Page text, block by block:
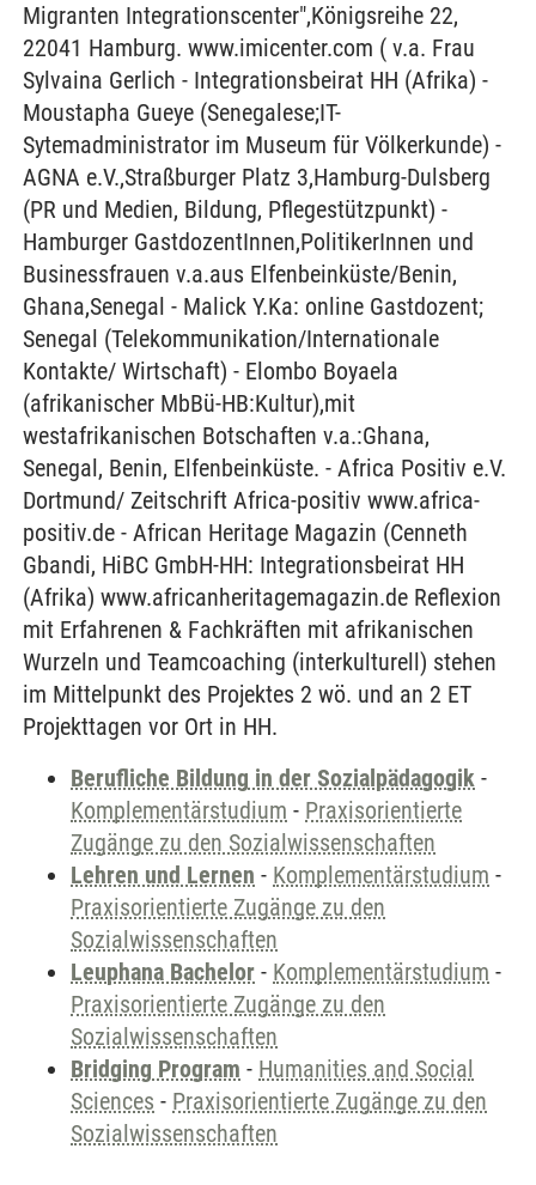
Migranten Integrationscenter",Königsreihe 22,
22041 Hamburg. www.imicenter.com ( v.a. Frau
Sylvaina Gerlich - Integrationsbeirat HH (Afrika) -
Moustapha Gueye (Senegalese;IT-
Sytemadministrator im Museum für Völkerkunde) -
AGNA e.V.,Straßburger Platz 3,Hamburg-Dulsberg
(PR und Medien, Bildung, Pflegestützpunkt) -
Hamburger GastdozentInnen,PolitikerInnen und
Businessfrauen v.a.aus Elfenbeinküste/Benin,
Ghana,Senegal - Malick Y.Ka: online Gastdozent;
Senegal (Telekommunikation/Internationale
Kontakte/ Wirtschaft) - Elombo Boyaela
(afrikanischer MbBü-HB:Kultur),mit
westafrikanischen Botschaften v.a.:Ghana,
Senegal, Benin, Elfenbeinküste. - Africa Positiv e.V.
Dortmund/ Zeitschrift Africa-positiv www.africa-
positiv.de - African Heritage Magazin (Cenneth
Gbandi, HiBC GmbH-HH: Integrationsbeirat HH
(Afrika) www.africanheritagemagazin.de Reflexion
mit Erfahrenen & Fachkräften mit afrikanischen
Wurzeln und Teamcoaching (interkulturell) stehen
im Mittelpunkt des Projektes 2 wö. und an 2 ET
Projekttagen vor Ort in HH.
Berufliche Bildung in der Sozialpädagogik -
Komplementärstudium - Praxisorientierte
Zugänge zu den Sozialwissenschaften
Lehren und Lernen - Komplementärstudium -
Praxisorientierte Zugänge zu den
Sozialwissenschaften
Leuphana Bachelor - Komplementärstudium -
Praxisorientierte Zugänge zu den
Sozialwissenschaften
Bridging Program - Humanities and Social
Sciences - Praxisorientierte Zugänge zu den
Sozialwissenschaften